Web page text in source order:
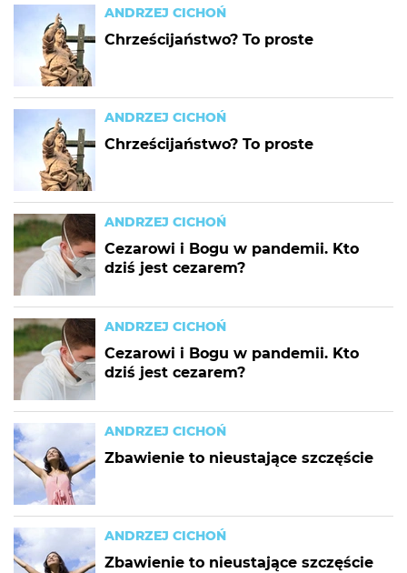
ANDRZEJ CICHOŃ
Chrześcijaństwo? To proste
ANDRZEJ CICHOŃ
Chrześcijaństwo? To proste
ANDRZEJ CICHOŃ
Cezarowi i Bogu w pandemii. Kto
dziś jest cezarem?
ANDRZEJ CICHOŃ
Cezarowi i Bogu w pandemii. Kto
dziś jest cezarem?
ANDRZEJ CICHOŃ
Zbawienie to nieustające szczęście
ANDRZEJ CICHOŃ
Zbawienie to nieustające szczęście